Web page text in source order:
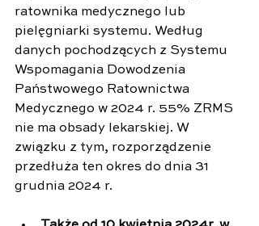
ratownika medycznego lub
pielęgniarki systemu. Według
danych pochodzących z Systemu
Wspomagania Dowodzenia
Państwowego Ratownictwa
Medycznego w 2024 r. 55% ZRMS
nie ma obsady lekarskiej. W
związku z tym, rozporządzenie
przedłuża ten okres do dnia 31
grudnia 2024 r.